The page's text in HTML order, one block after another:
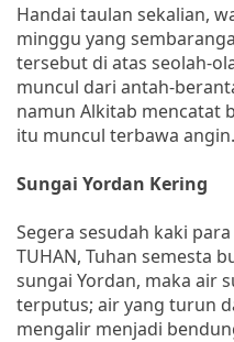
Handai taulan sekalian,
minggu yang
tersebut di atas seolah-
muncul dari antah-
namun Alkitab mencatat
itu muncul terbawa angin.
Sungai Yordan Kering
Segera sesudah kaki
TUHAN, Tuhan semesta
sungai Yordan, maka air
terputus; air yang turun
mengalir menjadi